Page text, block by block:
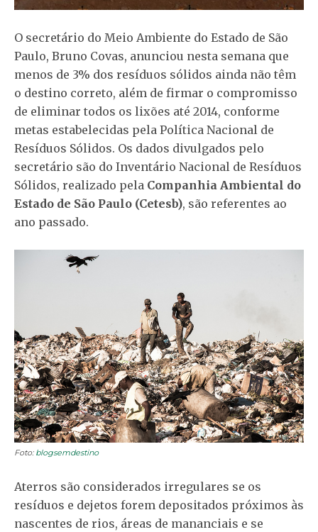
O secretário do Meio Ambiente do Estado de São
Paulo, Bruno Covas, anunciou nesta semana que
menos de 3% dos resíduos sólidos ainda não têm
o destino correto, além de firmar o compromisso
de eliminar todos os lixões até 2014, conforme
metas estabelecidas pela Política Nacional de
Resíduos Sólidos. Os dados divulgados pelo
secretário são do Inventário Nacional de Resíduos
Sólidos, realizado pela Companhia Ambiental do
Estado de São Paulo (Cetesb), são referentes ao
ano passado.
Foto: blogsemdestino
Aterros são considerados irregulares se os
resíduos e dejetos forem depositados próximos às
nascentes de rios, áreas de mananciais e se